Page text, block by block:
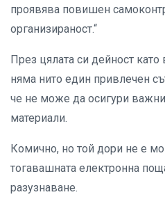
проявява повишен
организираност.“
През цялата си дейност като
няма нито един привлечен
че не може да осигури
материали.
Комично, но той дори не е
тогавашната електронна
разузнаване.